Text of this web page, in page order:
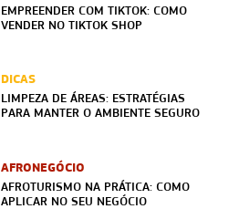
EMPREENDER COM TIKTOK: COMO
VENDER NO TIKTOK SHOP
DICAS
LIMPEZA DE ÁREAS: ESTRATÉGIAS
PARA MANTER O AMBIENTE SEGURO
AFRONEGÓCIO
AFROTURISMO NA PRÁTICA: COMO
APLICAR NO SEU NEGÓCIO